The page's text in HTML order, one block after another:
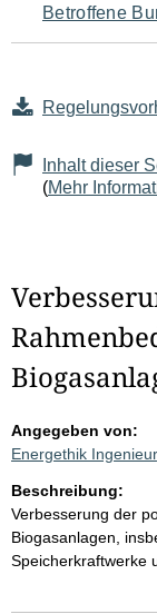
Betroffene
Inhalt dieser
(Mehr
Angegeben von:
Energethik
Beschreibung:
Verbesserung der
Biogasanlagen,
Speicherkraftwerke